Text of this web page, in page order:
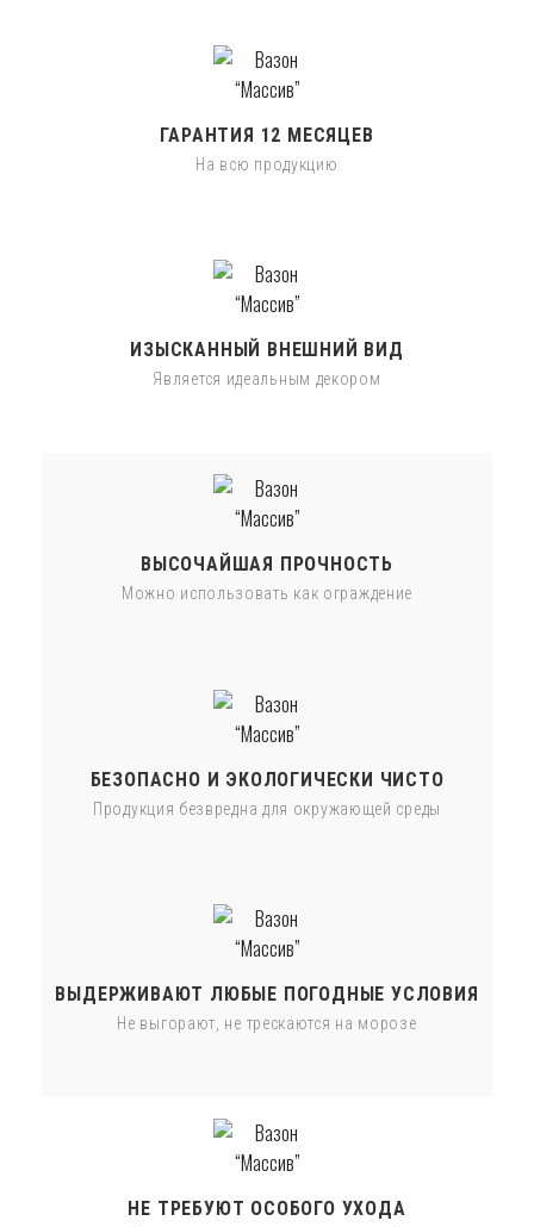
ГАРАНТИЯ 12 МЕСЯЦЕВ
На всю продукцию
ИЗЫСКАННЫЙ ВНЕШНИЙ ВИД
Является идеальным декором
ВЫСОЧАЙШАЯ ПРОЧНОСТЬ
Можно использовать как ограждение
БЕЗОПАСНО И ЭКОЛОГИЧЕСКИ ЧИСТО
Продукция безвредна для окружающей среды
ВЫДЕРЖИВАЮТ ЛЮБЫЕ ПОГОДНЫЕ УСЛОВИЯ
Не выгорают, не трескаются на морозе
НЕ ТРЕБУЮТ ОСОБОГО УХОДА